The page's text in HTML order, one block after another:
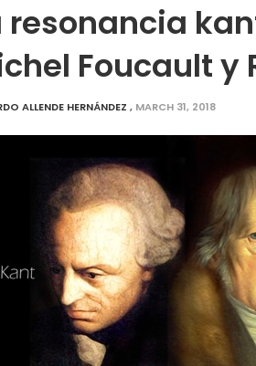
resonancia
Foucault y
ALLENDE HERNÁNDEZ , MARCH 31, 2018